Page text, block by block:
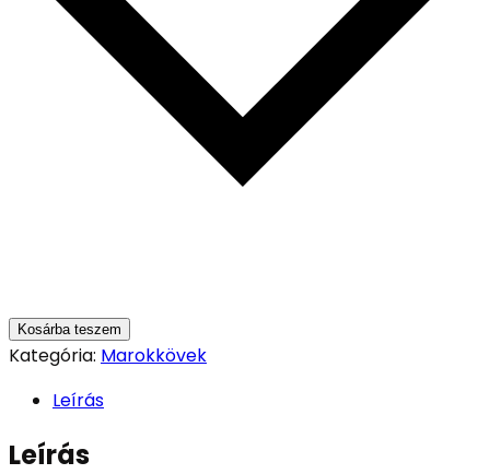
Kosárba teszem
Kategória: Marokkövek
Leírás
Leírás